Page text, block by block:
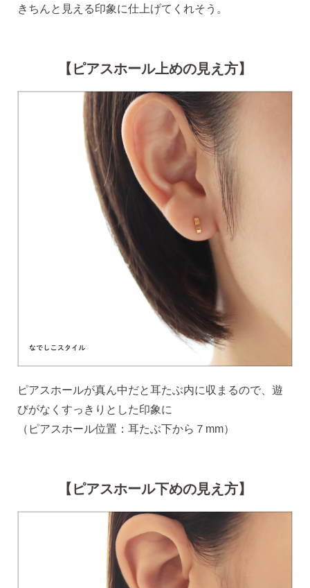
・Amazon Pay
・コンビニ後払
・代金引換
7,000円以上購入で
営業時間
平日 9:00〜17:00
返品について
金属アレルギーが出た
商品到着後10日以内使
用後の返品可
きちんと見える印象に仕上げてくれそう。
【ピアスホール上めの見え方】
ピアスホールが真ん中だと耳たぶ内に収まるので、遊
びがなくすっきりとした印象に
（ピアスホール位置：耳たぶ下から７mm）
【ピアスホール下めの見え方】